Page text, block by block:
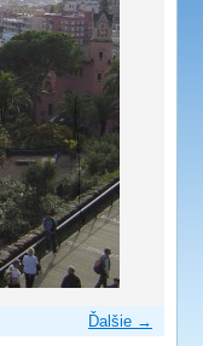
Ďalšie →